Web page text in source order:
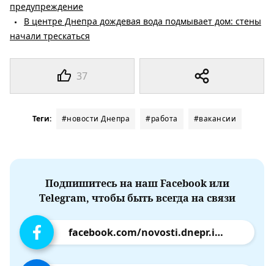
37
предупреждение
В центре Днепра дождевая вода подмывает дом: стены
начали трескаться
Теги: #новости Днепра #работа #вакансии
Подпишитесь на наш Facebook или
Telegram, чтобы быть всегда на связи
facebook.com/novosti.dnepr.info